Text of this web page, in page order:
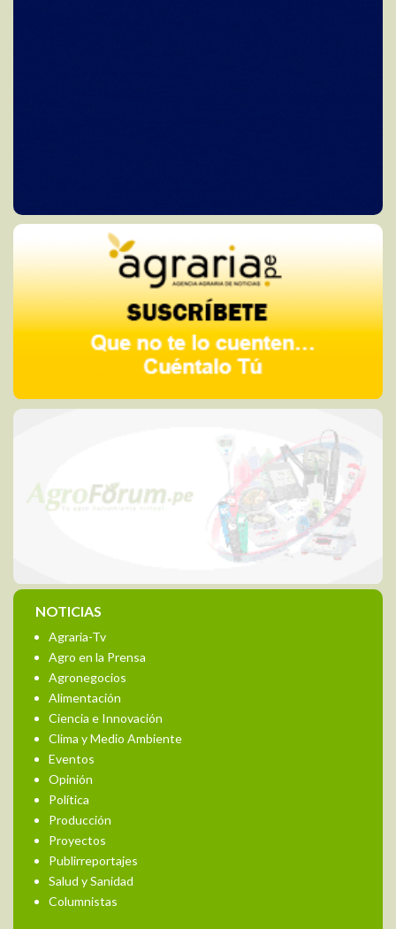
NOTICIAS
Agraria-Tv
Agro en la Prensa
Agronegocios
Alimentación
Ciencia e Innovación
Clima y Medio Ambiente
Eventos
Opinión
Política
Producción
Proyectos
Publirreportajes
Salud y Sanidad
Columnistas